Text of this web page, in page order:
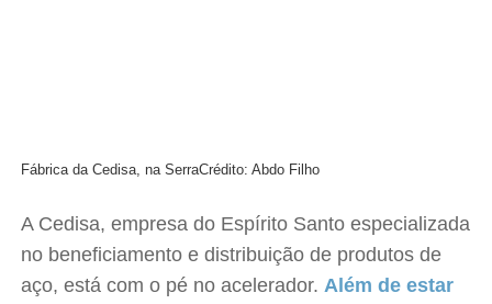
Fábrica da Cedisa, na SerraCrédito: Abdo Filho
A Cedisa, empresa do Espírito Santo especializada
no beneficiamento e distribuição de produtos de
aço, está com o pé no acelerador.Além de estar